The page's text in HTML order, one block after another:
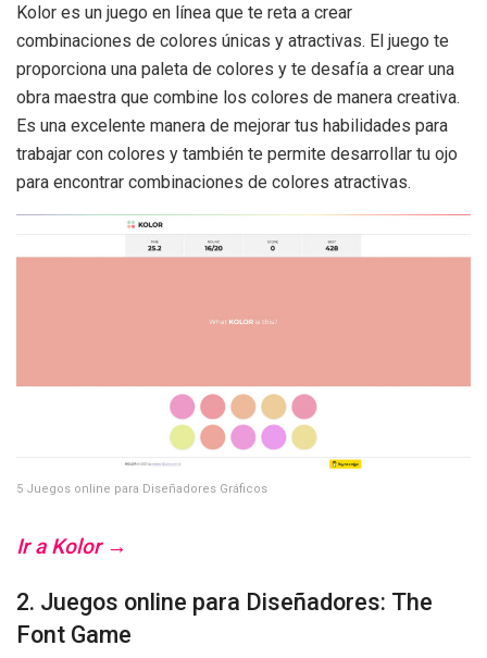
Kolor es un juego en línea que te reta a crear
combinaciones de colores únicas y atractivas. El juego te
proporciona una paleta de colores y te desafía a crear una
obra maestra que combine los colores de manera creativa.
Es una excelente manera de mejorar tus habilidades para
trabajar con colores y también te permite desarrollar tu ojo
para encontrar combinaciones de colores atractivas.
5 Juegos online para Diseñadores Gráficos
Ir a Kolor →
2. Juegos online para Diseñadores: The
Font Game